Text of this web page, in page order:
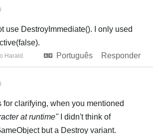
use DestroyImmediate(). I only used
Português
Responder
Harald.
for clarifying, when you mentioned
at runtime"I didn't think of
but a Destroy variant.